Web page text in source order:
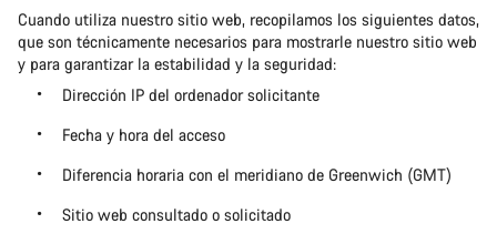
Cuando utiliza nuestro sitio web, recopilamos los siguientes datos,
que son técnicamente necesarios para mostrarle nuestro sitio web
y para garantizar la estabilidad y la seguridad:
Dirección IP del ordenador solicitante
Fecha y hora del acceso
Diferencia horaria con el meridiano de Greenwich (GMT)
Sitio web consultado o solicitado